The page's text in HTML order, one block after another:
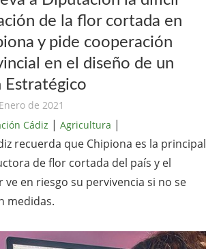
de la flor cortada en
y pide cooperación
en el diseño de un
Estratégico
de 2021
Cádiz | Agricultura |
recuerda que Chipiona es la principal
de flor cortada del país y el
ve en riesgo su pervivencia si no se
medidas.